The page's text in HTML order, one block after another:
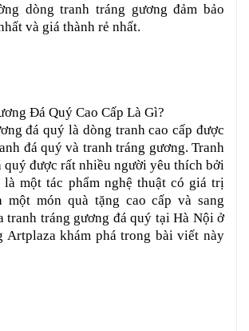
dòng tranh tráng gương đảm bảo
và giá thành rẻ nhất.
Đá Quý Cao Cấp Là Gì?
đá quý là dòng tranh cao cấp được
đá quý và tranh tráng gương. Tranh
quý được rất nhiều người yêu thích bởi
một tác phẩm nghệ thuật có giá trị
một món quà tặng cao cấp và sang
tranh tráng gương đá quý tại Hà Nội ở
Artplaza khám phá trong bài viết này